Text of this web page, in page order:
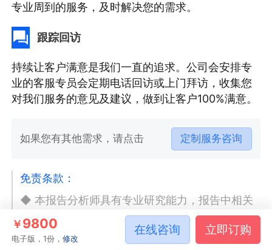
专业周到的服务，及时解决您的需求。
跟踪回访
持续让客户满意是我们一直的追求。公司会安排专
业的客服专员会定期电话回访或上门拜访，收集您
对我们服务的意见及建议，做到让客户100%满意。
如果您有其他需求，请点击 定制服务咨询
免责条款：
◆ 本报告分析师具有专业研究能力，报告中相关
行业数据及市场预测主要为公司研究员采用桌面
研究、业界访谈、市场调查及其他研究方法，部
分文字和数据采集于公开信息，并且结合智研咨
￥9800
电子版，1份，修改
在线咨询 立即订购